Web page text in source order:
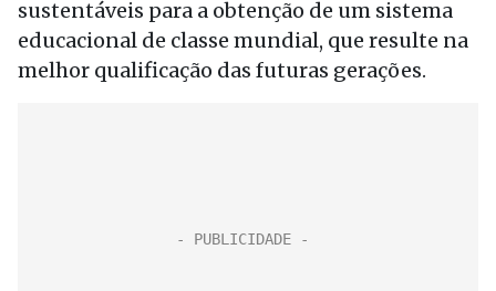
sustentáveis para a obtenção de um sistema
educacional de classe mundial, que resulte na
melhor qualificação das futuras gerações.